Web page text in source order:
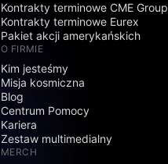
Kontrakty terminowe CME Group
Kontrakty terminowe Eurex
Pakiet akcji amerykańskich
O FIRMIE
Kim jesteśmy
Misja kosmiczna
Blog
Centrum Pomocy
Kariera
Zestaw multimedialny
MERCH